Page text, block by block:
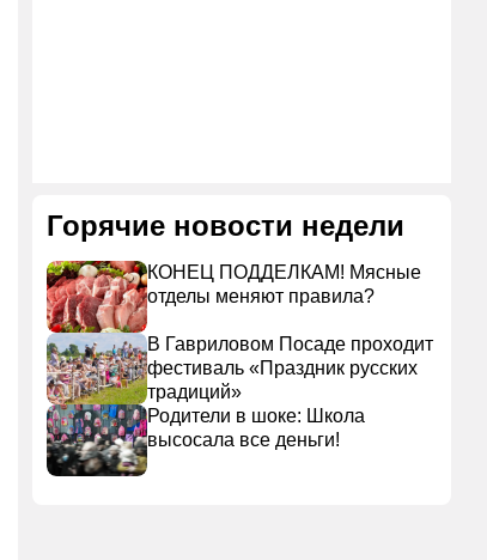
Горячие новости недели
КОНЕЦ ПОДДЕЛКАМ! Мясные
отделы меняют правила?
В Гавриловом Посаде проходит
фестиваль «Праздник русских
традиций»
Родители в шоке: Школа
высосала все деньги!